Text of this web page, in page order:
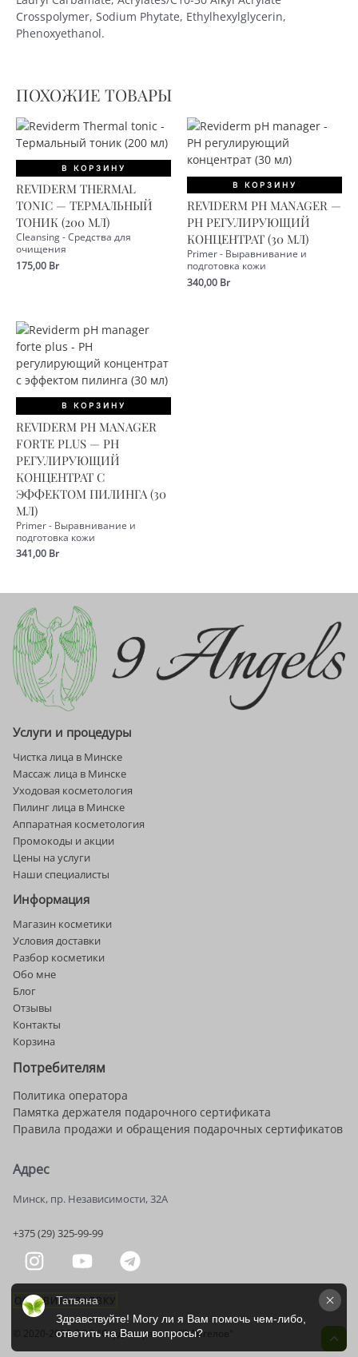
Crosspolymer, Sodium Phytate, Ethylhexylglycerin,
Phenoxyethanol.
ПОХОЖИЕ ТОВАРЫ
В КОРЗИНУ
REVIDERM THERMAL
TONIC — ТЕРМАЛЬНЫЙ
ТОНИК (200 МЛ)
Cleansing - Средства для
очищения
175,00 Br
В КОРЗИНУ
REVIDERM PH MANAGER —
РН РЕГУЛИРУЮЩИЙ
КОНЦЕНТРАТ (30 МЛ)
Primer - Выравнивание и
подготовка кожи
340,00 Br
В КОРЗИНУ
REVIDERM PH MANAGER
FORTE PLUS — РН
РЕГУЛИРУЮЩИЙ
КОНЦЕНТРАТ С
ЭФФЕКТОМ ПИЛИНГА (30
МЛ)
Primer - Выравнивание и
подготовка кожи
341,00 Br
Услуги и процедуры
Чистка лица в Минске
Массаж лица в Минске
Уходовая косметология
Пилинг лица в Минске
Аппаратная косметология
Промокоды и акции
Цены на услуги
Наши специалисты
Информация
Магазин косметики
Условия доставки
Разбор косметики
Обо мне
Блог
Отзывы
Контакты
Корзина
Потребителям
Политика оператора
Памятка держателя подарочного сертификата
Правила продажи и обращения подарочных сертификатов
Адрес
Минск, пр. Независимости, 32А
+375 (29) 325-99-99
ОСТАВИТЬ ЗАЯВКУ
© 2020-2026 OOO "Студия красоты "9 Ангелов"
Татьяна
Здравствуйте! Могу ли я Вам помочь чем-либо,
ответить на Ваши вопросы?